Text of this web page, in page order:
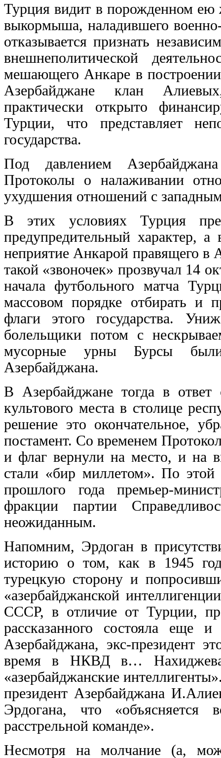
Турция видит в порожденном ею
выкормыша, наладившего
отказывается признать
внешнеполитической
мешающего Анкаре в
Азербайджане клан
практически открыто
Турции, что представляет
государства.
Под давлением
Протоколы о налаживании
ухудшения отношений с
В этих условиях Турция
предупредительный характер,
неприятие Анкарой правящего в
такой «звоночек» прозвучал 14
начала футбольного матча
массовом порядке отбирать и
флаги этого государства.
болельщики потом с
мусорные урны Бурсы были
Азербайджана.
В Азербайджане тогда в
культового места в столице
решение это окончательное,
постамент. Со временем
и флаг вернули на место, и на
стали «бир миллетом». По этой
прошлого года премьер-
фракции партии
неожиданным.
Напомним, Эрдоган в
историю о том, как в 1945
турецкую сторону и
«азербайджанской
СССР, в отличие от Турции,
рассказанного состояла еще
Азербайджана, экс-президент
время в НКВД в…
«азербайджанские
президент Азербайджана
Эрдогана, что
расстрельной команде».
Несмотря на молчание (а,